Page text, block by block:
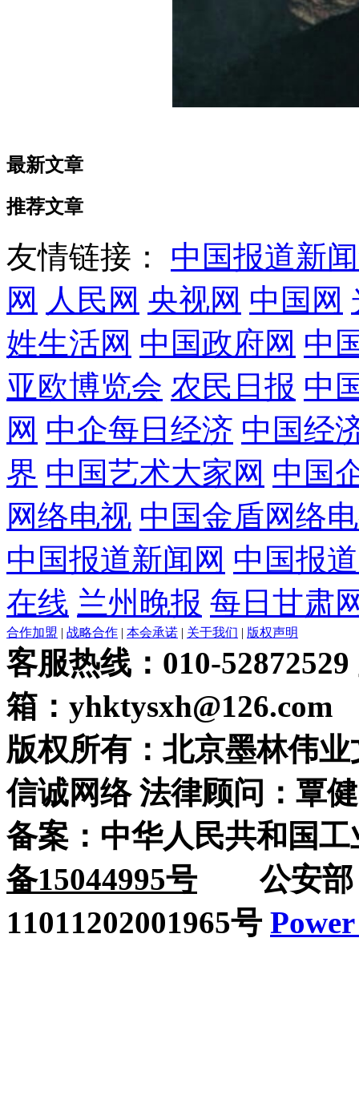
最新文章
推荐文章
友情链接： 中国报道新
网 人民网 央视网 中国网
姓生活网 中国政府网 中
亚欧博览会 农民日报 中
网 中企每日经济 中国经
界 中国艺术大家网 中国
网络电视 中国金盾网络
中国报道新闻网 中国报
在线 兰州晚报 每日甘肃
合作加盟 | 战略合作 | 本会承诺 | 关于我们 | 版权声明
客服热线：010-
箱：yhktysxh@126.com
版权所有：北京墨林伟
信诚网络 法律顾问：覃健
备案：中华人民共和国
备15044995号公安部：
11011202001965号